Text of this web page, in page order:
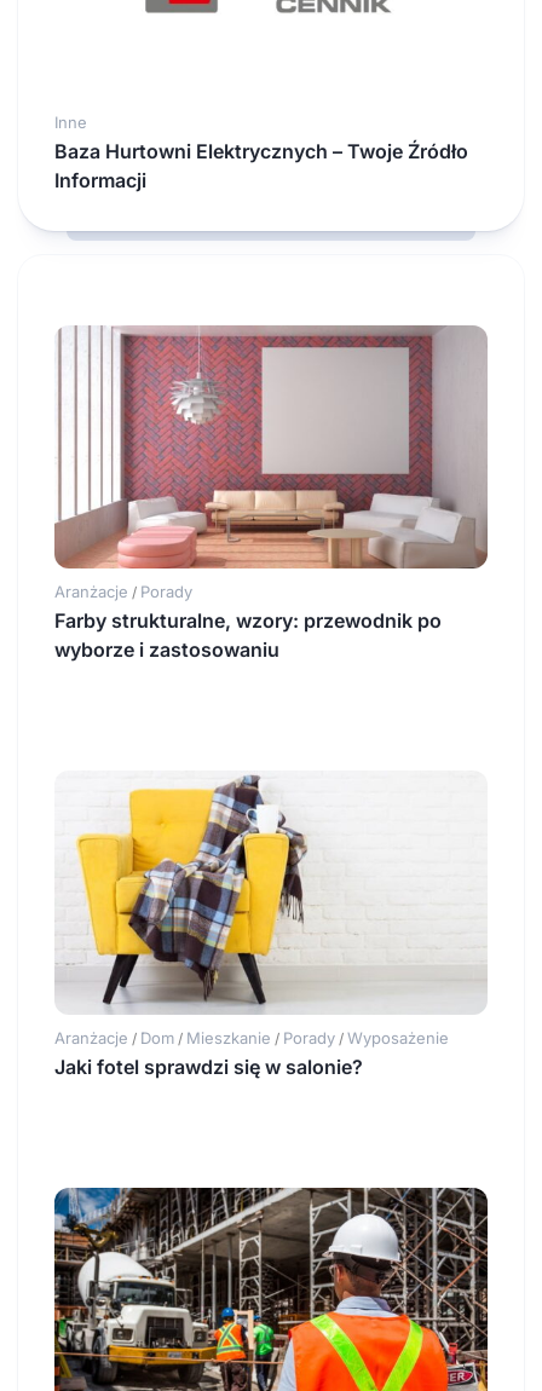
Inne
Baza Hurtowni Elektrycznych – Twoje Źródło
Informacji
Aranżacje / Porady
Farby strukturalne, wzory: przewodnik po
wyborze i zastosowaniu
Aranżacje / Dom / Mieszkanie / Porady / Wyposażenie
Jaki fotel sprawdzi się w salonie?